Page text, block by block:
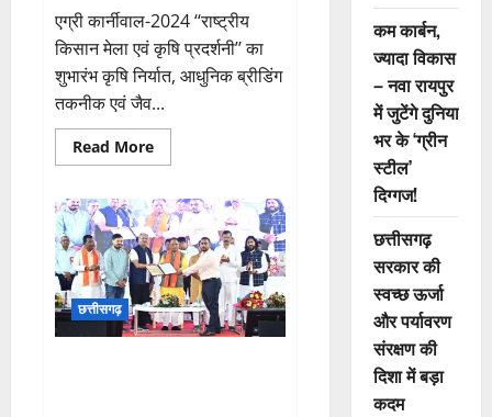
एग्री कार्नीवाल-2024 ‘‘राष्ट्रीय
किसान मेला एवं कृषि प्रदर्शनी’’ का
शुभारंभ कृषि निर्यात, आधुनिक ब्रीडिंग
तकनीक एवं जैव...
Read MoreRead
more
भारत
बनाने
में
किसानों
का
योगदान
महत्वपूर्ण:
मुख्यमंत्री
विष्णु
छत्तीसगढ़
कम कार्बन,
ज्यादा विकास
– नवा रायपुर
में जुटेंगे दुनिया
भर के ‘ग्रीन
स्टील’
दिग्गज!
छत्तीसगढ़
सरकार की
स्वच्छ ऊर्जा
और पर्यावरण
संरक्षण की
दिशा में बड़ा
कदम